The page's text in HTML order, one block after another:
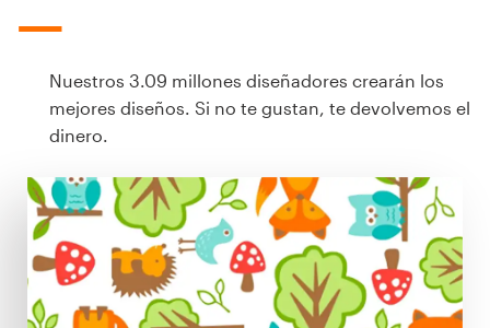
Nuestros 3.09 millones diseñadores crearán los
mejores diseños. Si no te gustan, te devolvemos el
dinero.
diseño
Concursos de diseño
Proyectos 1-1
Encontrar un diseñador
Descubra la inspiración